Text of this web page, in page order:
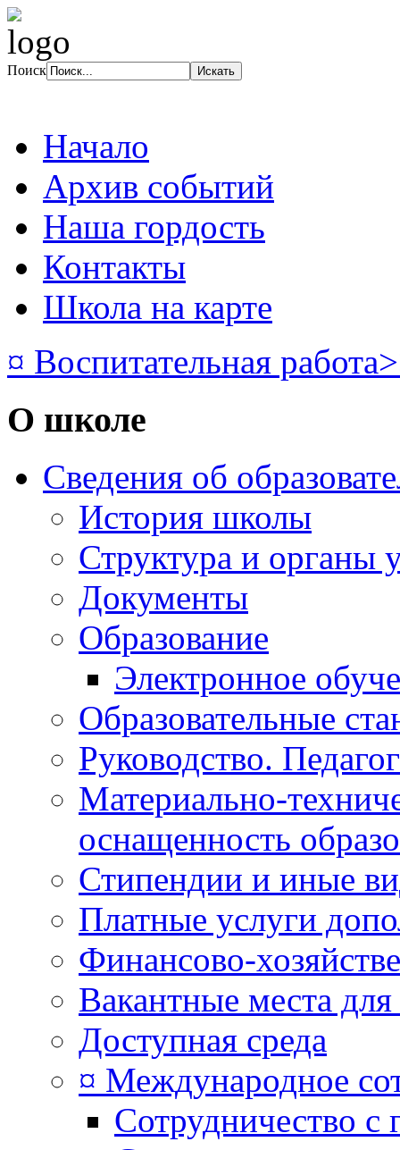
Поиск
Начало
Архив событий
Наша гордость
Контакты
Школа на карте
¤ Воспитательная
О школе
Сведения об
История школы
Структура и органы
Документы
Образование
Электронное
Образовательные
Руководство.
Материально-
оснащенность
Стипендии и иные
Платные услуги
Финансово-
Вакантные места для
Доступная среда
¤ Международное
Сотрудничество